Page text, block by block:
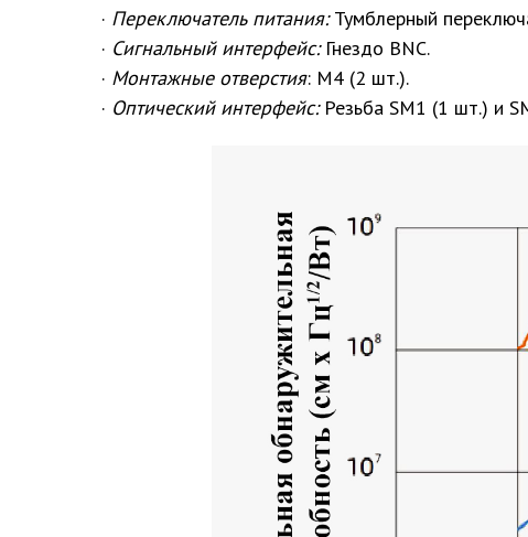
· Переключатель питания:Тумблерный
· Сигнальный интерфейс:Гнездо BNC.
· Монтажные отверстия: М4 (2 шт.).
· Оптический интерфейс: Резьба SM1 (1 шт.) и